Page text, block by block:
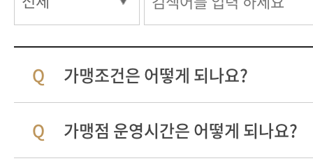
가맹조건은 어떻게 되나요?
가맹점 운영시간은 어떻게 되나요?